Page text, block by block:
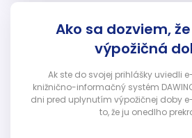
Ako sa dozviem,
výpožičná
Ak ste do svojej prihlášky uviedli
knižnično-informačný systém
dni pred uplynutím výpožičnej doby
to, že ju onedlho